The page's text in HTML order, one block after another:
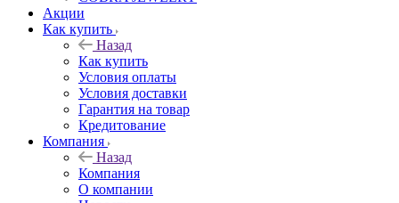
Акции
Как купить
Назад
Как купить
Условия оплаты
Условия доставки
Гарантия на товар
Кредитование
Компания
Назад
Компания
О компании